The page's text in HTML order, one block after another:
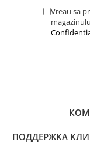
Vreau sa
ПОДДЕРЖКА